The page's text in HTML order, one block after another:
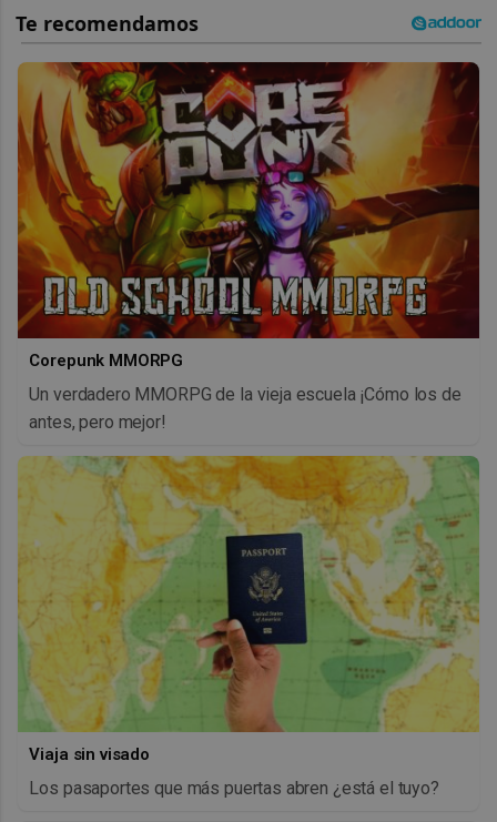
Corepunk MMORPG
Un verdadero MMORPG de la vieja escuela ¡Cómo los de
antes, pero mejor!
Viaja sin visado
Los pasaportes que más puertas abren ¿está el tuyo?